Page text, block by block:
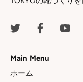
Main Menu
ホーム